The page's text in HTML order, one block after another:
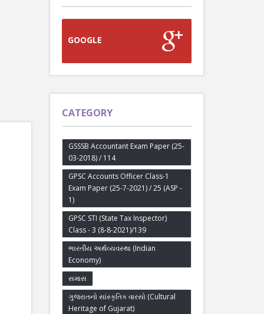
GOOGLE
CATEGORY
GSSSB Accountant Exam Paper (25-
03-2018) / 114
GPSC Accounts Officer Class-1
Exam Paper (25-7-2021) / 25 (ASP -
1)
GPSC STI (State Tax Inspector)
Class - 3 (8-8-2021)/139
ભારતીય અર્થવ્યવસ્થા (Indian
Economy)
સમાસ
ગુજરાતનો સાંસ્કૃતિક વારસો (Cultural
Heritage of Gujarat)